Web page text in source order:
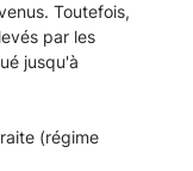
Toutefois,
par les
jusqu'à
(régime